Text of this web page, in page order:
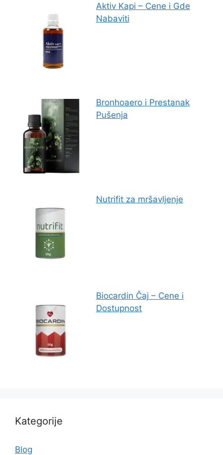
Aktiv Kapi – Cene i Gde
Nabaviti
Bronhoaero i Prestanak
Pušenja
Nutrifit za mršavljenje
Biocardin Čaj – Cene i
Dostupnost
Kategorije
Blog